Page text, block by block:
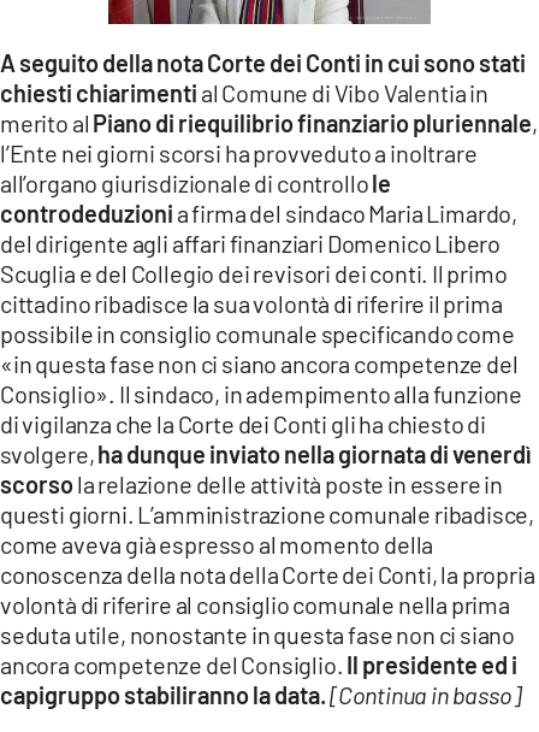
LACITYMAG.IT
ILREGGINO.IT
COSENZACHANNEL.IT
ILVIBONESE.IT
CATANZAROCHANNEL.IT
LACAPITALENEWS.IT
App
ANDROID
APPLE
A seguito della nota Corte dei Conti in cui sono stati
chiesti chiarimenti al Comune di Vibo Valentia in
merito al Piano di riequilibrio finanziario pluriennale,
l’Ente nei giorni scorsi ha provveduto a inoltrare
all’organo giurisdizionale di controllole
controdeduzioni a firma del sindaco Maria Limardo,
del dirigente agli affari finanziari Domenico Libero
Scuglia e del Collegio dei revisori dei conti. Il primo
cittadino ribadisce la sua volontà di riferire il prima
possibile in consiglio comunale specificando come
«in questa fase non ci siano ancora competenze del
Consiglio». Il sindaco, in adempimento alla funzione
di vigilanza che la Corte dei Conti gli ha chiesto di
svolgere,ha dunque inviato nella giornata di venerdì
scorsola relazione delle attività poste in essere in
questi giorni. L’amministrazione comunale ribadisce,
come aveva già espresso al momento della
conoscenza della nota della Corte dei Conti, la propria
volontà di riferire al consiglio comunale nella prima
seduta utile, nonostante in questa fase non ci siano
ancora competenze del Consiglio. Il presidente ed i
capigruppo stabiliranno la data.[Continua in basso]